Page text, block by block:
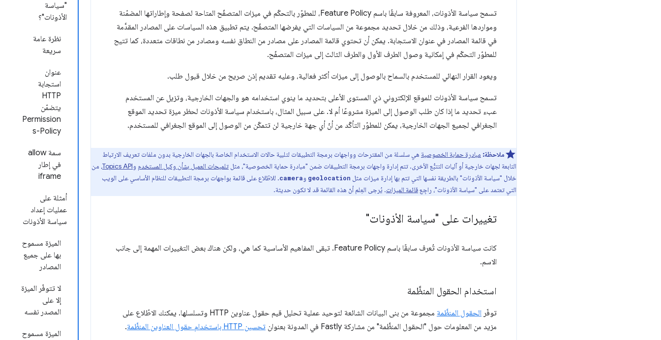
"سياسة
الأذونات"؟
نظرة عامة
سريعة
عنوان
استجابة
HTTP
يتضمّن
Permission
s-Policy
سمة allow
في إطار
iframe
أمثلة على
عمليات إعداد
سياسة الأذونات
الميزة مسموح
بها على جميع
المصادر
لا تتوفّر الميزة
إلا على
المصدر نفسه
الميزة مسموح
تسمح سياسة الأذونات، المعروفة سابقًا باسم Feature Policy، للمطوّر بالتحكّم في ميزات المتصفّح المتاحة لصفحة وإطاراتها المضمّنة
ومواردها الفرعية، وذلك من خلال تحديد مجموعة من السياسات التي يفرضها المتصفّح. يتم تطبيق هذه السياسات على المصادر المقدَّمة
في قائمة المصادر في عنوان الاستجابة. يمكن أن تحتوي قائمة المصادر على مصادر من النطاق نفسه ومصادر من نطاقات متعددة، كما تتيح
للمطوّر التحكّم في إمكانية وصول الطرف الأول والطرف الثالث إلى ميزات المتصفّح.
ويعود القرار النهائي للمستخدم بالسماح بالوصول إلى ميزات أكثر فعالية، وعليه تقديم إذن صريح من خلال قبول طلب.
تسمح سياسة الأذونات للموقع الإلكتروني ذي المستوى الأعلى بتحديد ما ينوي استخدامه هو والجهات الخارجية، وتزيل عن المستخدم
عبء تحديد ما إذا كان طلب الوصول إلى الميزة مشروعًا أم لا. على سبيل المثال، باستخدام سياسة الأذونات لحظر ميزة تحديد الموقع
الجغرافي لجميع الجهات الخارجية، يمكن للمطوّر التأكّد من أنّ أي جهة خارجية لن تتمكّن من الوصول إلى الموقع الجغرافي للمستخدم.
ملاحظة: مبادرة حماية الخصوصية هي سلسلة من المقترحات وواجهات برمجة التطبيقات لتلبية حالات الاستخدام الخاصة بالجهات الخارجية بدون ملفات تعريف الارتباط
التابعة لجهات خارجية أو آليات التتبُّع الأخرى. تتم إدارة واجهات برمجة التطبيقات ضمن "مبادرة حماية الخصوصية"، مثل تلميحات العميل بشأن وكيل المستخدم وTopics API، من
خلال "سياسة الأذونات" بالطريقة نفسها التي تتم بها إدارة ميزات مثل geolocation وcamera. للاطّلاع على قائمة بواجهات برمجة التطبيقات للنظام الأساسي على الويب
التي تعتمد على "سياسة الأذونات"، راجِعقائمة الميزات. يُرجى العِلم أنّ هذه القائمة قد لا تكون حديثة.
تغييرات على "سياسة الأذونات"
كانت سياسة الأذونات تُعرف سابقًا باسم Feature Policy. تبقى المفاهيم الأساسية كما هي، ولكن هناك بعض التغييرات المهمة إلى جانب
الاسم.
استخدام الحقول المنظَّمة
توفّر الحقول المنظَّمة
مجموعة من بنى البيانات الشائعة لتوحيد عملية تحليل قيم حقول عناوين HTTP وتسلسلها. يمكنك الاطّلاع على
مزيد من المعلومات حول "الحقول المنظَّمة" من مشاركة Fastly في المدونة بعنوان
تحسين HTTP باستخدام حقول العناوين المنظَّمة .